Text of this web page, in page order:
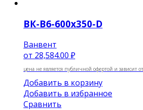
ВК-В6-600х350-D
Ванвент
от 28,584.00 ₽
цена не является публичной офертой и зависит
Добавить в корзину
Добавить в избранное
Сравнить